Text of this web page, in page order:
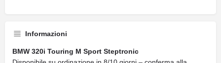
Informazioni
BMW 320i Touring M Sport Steptronic